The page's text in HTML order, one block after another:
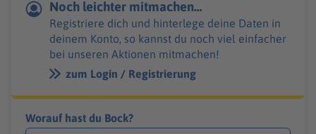
Noch leichter mitmachen…
Registriere dich und hinterlege deine Daten in
deinem Konto, so kannst du noch viel einfacher
bei unseren Aktionen mitmachen!
zum Login / Registrierung
Worauf hast du Bock?